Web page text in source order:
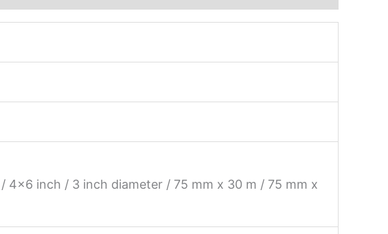
4×6 inch / 3 inch diameter / 75 mm x 30 m / 75 mm x